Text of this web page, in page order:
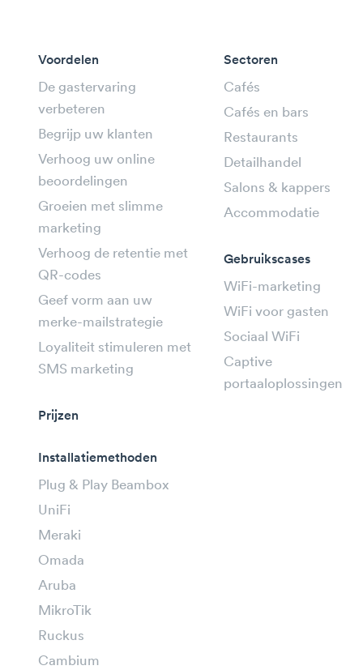
Voordelen
De gastervaring
verbeteren
Begrijp uw klanten
Verhoog uw online
beoordelingen
Groeien met slimme
marketing
Verhoog de retentie met
QR-codes
Geef vorm aan uw
merke-mailstrategie
Loyaliteit stimuleren met
SMS marketing
Prijzen
Installatiemethoden
Plug & Play Beambox
UniFi
Meraki
Omada
Aruba
MikroTik
Ruckus
Cambium
Sectoren
Cafés
Cafés en bars
Restaurants
Detailhandel
Salons & kappers
Accommodatie
Gebruikscases
WiFi-marketing
WiFi voor gasten
Sociaal WiFi
Captive
portaaloplossingen